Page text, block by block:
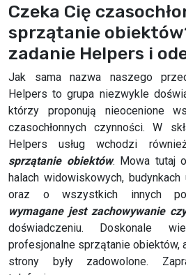
Czeka Cię
sprzątanie
zadanie Helpers i
Jak sama nazwa naszego
Helpers to grupa niezwykle
którzy proponują nieocenione
czasochłonnych czynności. W
Helpers usług wchodzi
sprzątanie obiektów. Mowa tutaj
halach widowiskowych,
oraz o wszystkich innych
wymagane jest zachowywanie
doświadczeniu. Doskonale
profesjonalne sprzątanie obiektów,
strony były zadowolone.